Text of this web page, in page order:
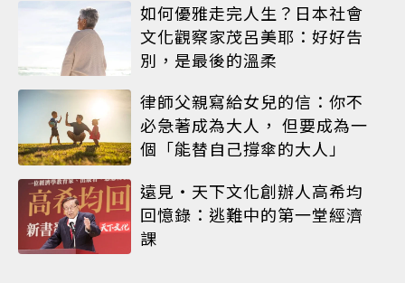
如何優雅走完人生？日本社會
文化觀察家茂呂美耶：好好告
別，是最後的溫柔
律師父親寫給女兒的信：你不
必急著成為大人， 但要成為一
個「能替自己撐傘的大人」
遠見‧天下文化創辦人高希均
回憶錄：逃難中的第一堂經濟
課